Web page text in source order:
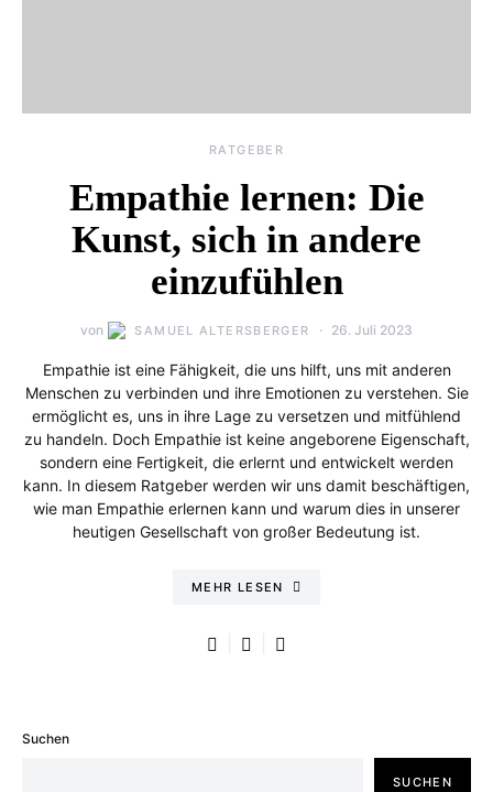
RATGEBER
Empathie lernen: Die
Kunst, sich in andere
einzufühlen
von SAMUEL ALTERSBERGER 26. Juli 2023
Empathie ist eine Fähigkeit, die uns hilft, uns mit anderen
Menschen zu verbinden und ihre Emotionen zu verstehen. Sie
ermöglicht es, uns in ihre Lage zu versetzen und mitfühlend
zu handeln. Doch Empathie ist keine angeborene Eigenschaft,
sondern eine Fertigkeit, die erlernt und entwickelt werden
kann. In diesem Ratgeber werden wir uns damit beschäftigen,
wie man Empathie erlernen kann und warum dies in unserer
heutigen Gesellschaft von großer Bedeutung ist.
MEHR LESEN
Suchen
SUCHEN